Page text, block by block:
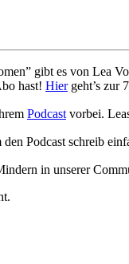
gibt es von Lea
hast! Hiergeht’s zur
Podcast vorbei.
Pod­cast schreib
in unserer